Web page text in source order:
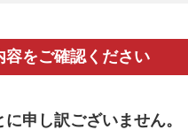
容をご確認ください
に申し訳ございません。